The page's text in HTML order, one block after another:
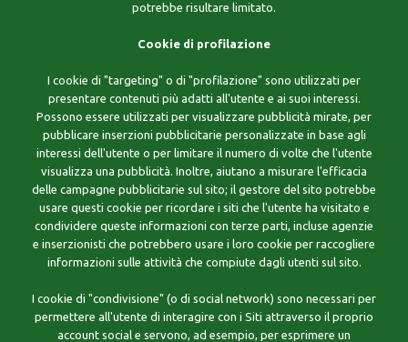
potrebbe risultare limitato.
Cookie di profilazione
I cookie di "targeting" o di "profilazione" sono utilizzati per
presentare contenuti più adatti all'utente e ai suoi interessi.
Possono essere utilizzati per visualizzare pubblicità mirate, per
pubblicare inserzioni pubblicitarie personalizzate in base agli
interessi dell'utente o per limitare il numero di volte che l'utente
visualizza una pubblicità. Inoltre, aiutano a misurare l'efficacia
delle campagne pubblicitarie sul sito; il gestore del sito potrebbe
usare questi cookie per ricordare i siti che l'utente ha visitato e
condividere queste informazioni con terze parti, incluse agenzie
e inserzionisti che potrebbero usare i loro cookie per raccogliere
informazioni sulle attività che compiute dagli utenti sul sito.
I cookie di "condivisione" (o di social network) sono necessari per
permettere all'utente di interagire con i Siti attraverso il proprio
account social e servono, ad esempio, per esprimere un